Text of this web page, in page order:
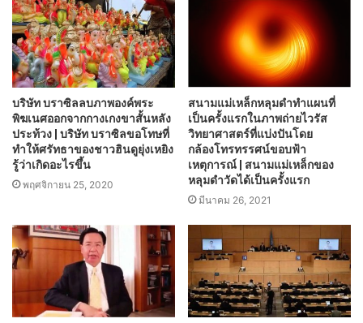
บริษัท บราซิลลบภาพองค์พระ
พิฆเนศออกจากกางเกงขาสั้นหลัง
ประท้วง | บริษัท บราซิลขอโทษที่
ทำให้ศรัทธาของชาวฮินดูยุ่งเหยิง
รู้ว่าเกิดอะไรขึ้น
พฤศจิกายน 25, 2020
สนามแม่เหล็กหลุมดำทำแผนที่
เป็นครั้งแรกในภาพถ่ายไวรัส
วิทยาศาสตร์ที่แบ่งปันโดย
กล้องโทรทรรศน์ขอบฟ้า
เหตุการณ์ | สนามแม่เหล็กของ
หลุมดำวัดได้เป็นครั้งแรก
มีนาคม 26, 2021